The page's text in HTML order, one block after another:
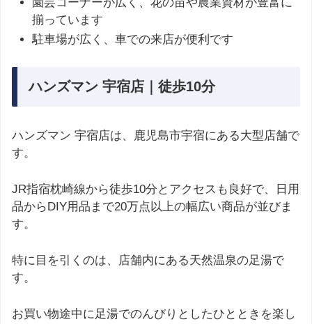
揃っています
駐車場が広く、車での来店が便利です
ハンズマン 宇宿店｜徒歩10分
ハンズマン 宇宿店は、鹿児島市宇宿にある大型店舗で
す。
JR指宿枕崎線から徒歩10分とアクセスも良好で、日用
品からDIY用品まで20万点以上の幅広い商品が並びま
す。
特に目を引くのは、店舗内にある天然温泉の足湯で
す。
お買い物途中に足湯でのんびりとしたひとときを楽し